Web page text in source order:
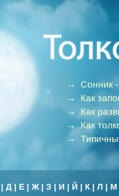
→ Сонник
→ Как
→ Как
→Как
→
| Д | Е | Ж| З | И | Й | К| Л | М